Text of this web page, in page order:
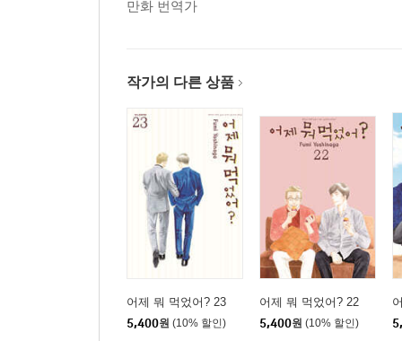
만화 번역가
작가의 다른 상품
어제 뭐 먹었어? 23
5,400원 (10% 할인)
어제 뭐 먹었어? 22
5,400원 (10% 할인)